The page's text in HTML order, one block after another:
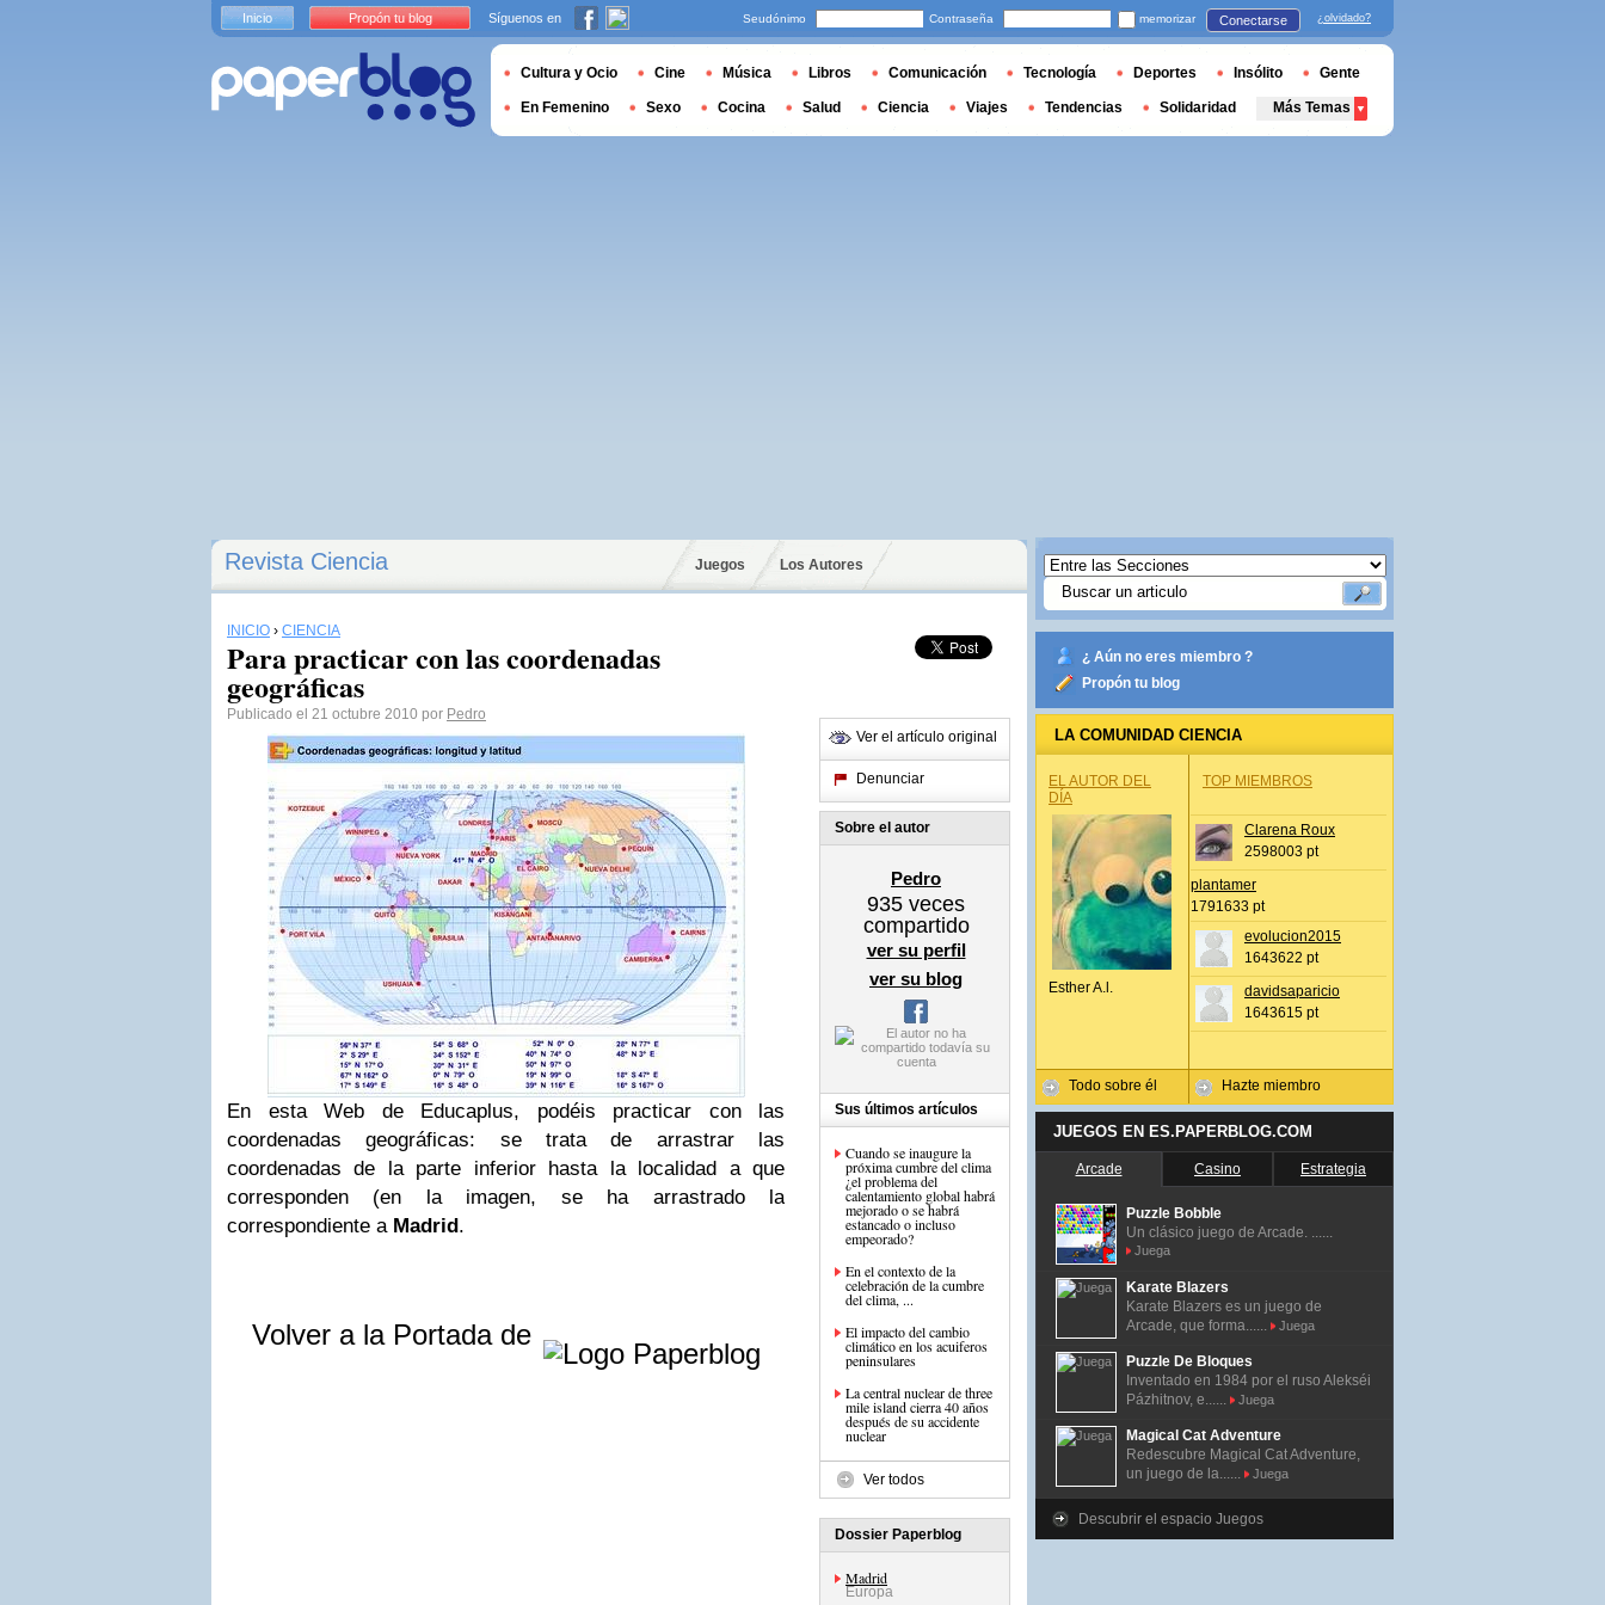
Revista Ciencia Juegos Los Autores
INICIO › CIENCIA
Para practicar con las coordenadas
geográficas
Publicado el 21 octubre 2010 por Pedro
En esta Web de Educaplus, podéis practicar con las
coordenadas geográficas: se trata de arrastrar las
coordenadas de la parte inferior hasta la localidad a que
corresponden (en la imagen, se ha arrastrado la
correspondiente a Madrid.
Volver a la Portada de
Ver el artículo original
Denunciar
Sobre el autor
Pedro
935 veces
compartido
ver su perfil
ver su blog
Sus últimos artículos
Cuando se inaugure la
próxima cumbre del clima
¿el problema del
calentamiento global habrá
mejorado o se habrá
estancado o incluso
empeorado?
En el contexto de la
celebración de la cumbre
del clima, ...
El impacto del cambio
climático en los acuiferos
peninsulares
La central nuclear de three
mile island cierra 40 años
después de su accidente
nuclear
Ver todos
Dossier Paperblog
Madrid
Europa
¿ Aún no eres miembro ?
Propón tu blog
LA COMUNIDAD CIENCIA
EL AUTOR DEL
DÍA
Esther A.l.
Todo sobre él
TOP MIEMBROS
Clarena Roux
2598003 pt
plantamer
1791633 pt
evolucion2015
1643622 pt
davidsaparicio
1643615 pt
Hazte miembro
JUEGOS EN ES.PAPERBLOG.COM
Arcade Casino Estrategia
Puzzle Bobble
Un clásico juego de Arcade. ......
Juega
Karate Blazers
Karate Blazers es un juego de
Arcade, que forma......
Juega
Puzzle De Bloques
Inventado en 1984 por el ruso Alekséi
Pázhitnov, e......
Juega
Magical Cat Adventure
Redescubre Magical Cat Adventure,
un juego de la......
Juega
Descubrir el espacio Juegos
Inicio Propón tu blog Síguenos en Seudónimo Contraseña memorizar Conectarse ¿olvidado?
Cultura y Ocio Cine Música Libros Comunicación Tecnología Deportes Insólito Gente
En Femenino Sexo Cocina Salud Ciencia Viajes Tendencias Solidaridad Más Temas